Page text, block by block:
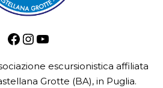
Facebook
Instagram
YouTube
escursionistica affiliata
Grotte (BA), in Puglia.